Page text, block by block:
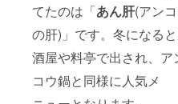
てたのは「あん肝(アン
の肝)」です。冬になる
酒屋や料亭で出され、ア
コウ鍋と同様に人気メ